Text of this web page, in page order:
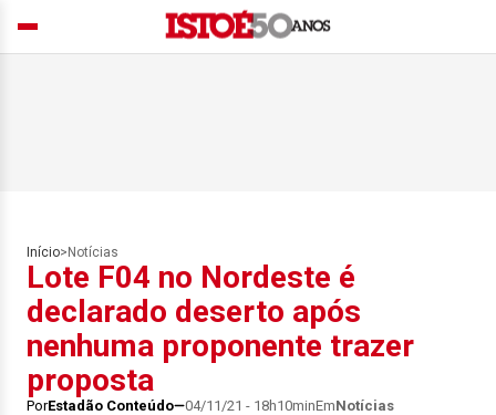
Início> Notícias
Lote F04 no Nordeste é
declarado deserto após
nenhuma proponente trazer
proposta
PorEstadão Conteúdo 04/11/21 - 18h10minEmNotícias